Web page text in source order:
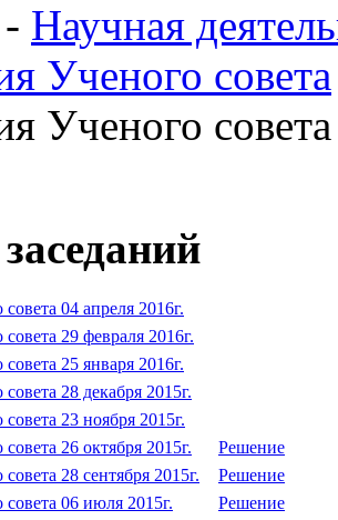
- Научная
Ученого совета
Ученого
04 апреля 2016г.
29 февраля 2016г.
25 января 2016г.
28 декабря 2015г.
23 ноября 2015г.
26 октября 2015г.
Решение
28 сентября 2015г.
Решение
06 июля 2015г.
Решение